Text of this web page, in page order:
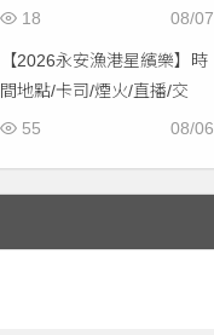
交通，啟用免費停車！ 08/07
18
【2026永安漁港星繽樂】時
間地點/卡司/煙火/直播/交
通，免費入場！
08/06
55